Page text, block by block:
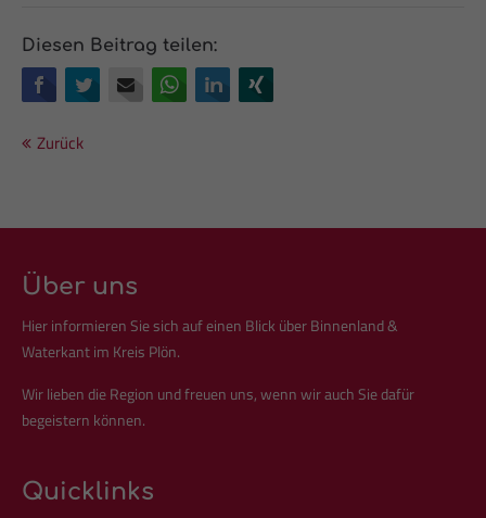
Drop us a line
info@yourdomain.com
Lorem ipsum dolor sit amet, consectetuer adipiscing elit.
sociis natoque penatibus et magnis dis parturient montes,
Diesen Beitrag teilen:
FacebookTwitter E-mail WhatsAppLinkedIn
Zurück
Über uns
Hier informieren Sie sich auf einen Blick über Binnenland &
Waterkant im Kreis Plön.
Wir lieben die Region und freuen uns, wenn wir auch Sie dafür
begeistern können.
Quicklinks